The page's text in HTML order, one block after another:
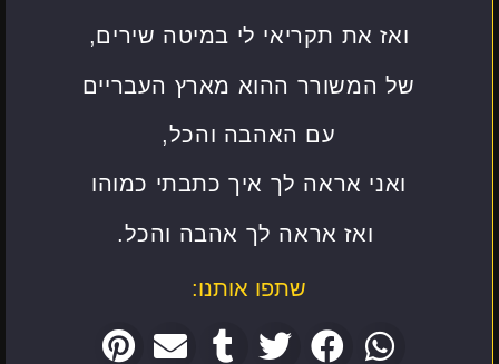
ואז את תקריאי לי במיטה שירים,
של המשורר ההוא מארץ העבריים
עם האהבה והכל,
ואני אראה לך איך כתבתי כמוהו
ואז אראה לך אהבה והכל.
שתפו אותנו: